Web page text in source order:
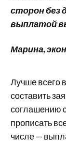
сторон без
выплатой
Марина,
Лучше всего
составить
соглашению
прописать
числе —